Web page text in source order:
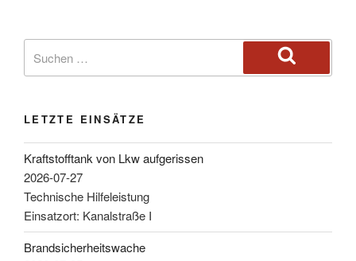
LETZTE EINSÄTZE
Kraftstofftank von Lkw aufgerissen
2026-07-27
Technische Hilfeleistung
Einsatzort: Kanalstraße I
Brandsicherheitswache